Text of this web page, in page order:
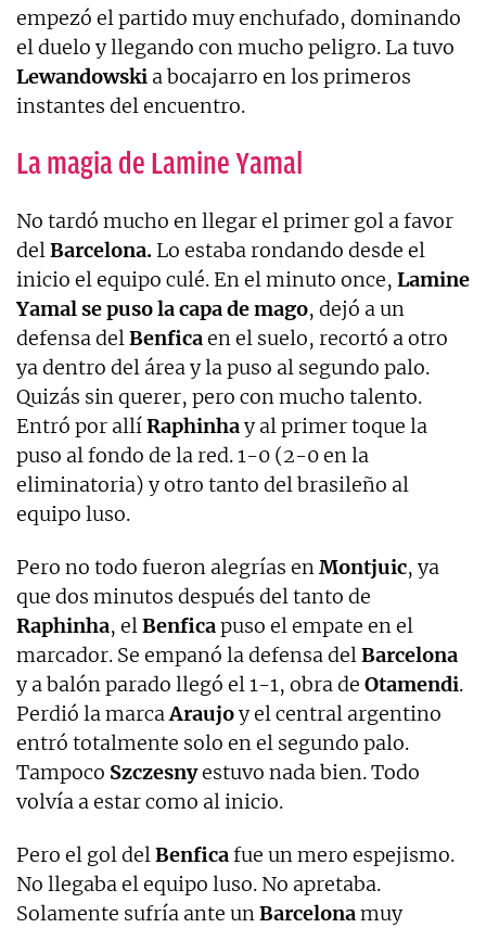
empezó el partido muy enchufado, dominando
el duelo y llegando con mucho peligro. La tuvo
Lewandowski a bocajarro en los primeros
instantes del encuentro.
La magia de Lamine Yamal
No tardó mucho en llegar el primer gol a favor
delBarcelona. Lo estaba rondando desde el
inicio el equipo culé. En el minuto once, Lamine
Yamal se puso la capa de mago, dejó a un
defensa delBenficaen el suelo, recortó a otro
ya dentro del área y la puso al segundo palo.
Quizás sin querer, pero con mucho talento.
Entró por allíRaphinhay al primer toque la
puso al fondo de la red. 1-0 (2-0 en la
eliminatoria) y otro tanto del brasileño al
equipo luso.
Pero no todo fueron alegrías enMontjuic, ya
que dos minutos después del tanto de
Raphinha, elBenficapuso el empate en el
marcador. Se empanó la defensa delBarcelona
y a balón parado llegó el 1-1, obra de Otamendi.
Perdió la marcaAraujoy el central argentino
entró totalmente solo en el segundo palo.
Tampoco Szczesnyestuvo nada bien. Todo
volvía a estar como al inicio.
Pero el gol delBenficafue un mero espejismo.
No llegaba el equipo luso. No apretaba.
Solamente sufría ante unBarcelonamuy